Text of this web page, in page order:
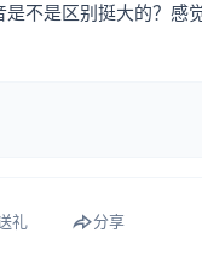
不是区别挺大的？
礼 分享